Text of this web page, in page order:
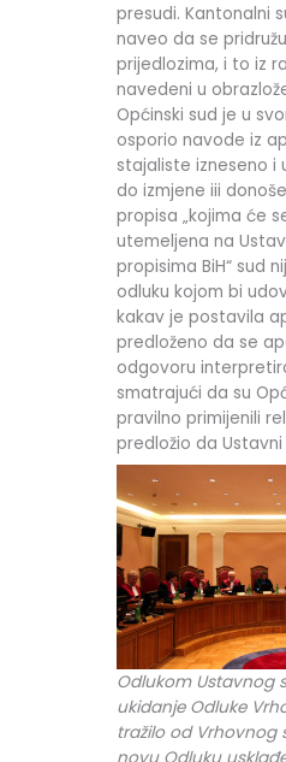
presudi. Kantonalni
naveo da se
prijedlozima, i to iz
navedeni u
Općinski sud je u
osporio navode iz
stajaliste izneseno i
do izmjene iii
propisa „kojima će
utemeljena na
propisima BiH“ sud
odluku kojom bi
kakav je postavila
predloženo da se
odgovoru
smatrajući da su
pravilno primijenili
predložio da
Odlukom Ustavnog
ukidanje Odluke
tražilo od Vrhovnog